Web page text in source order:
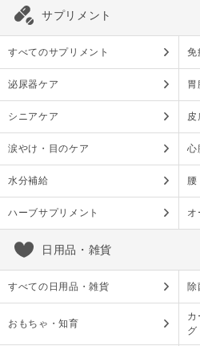
サプリメント
すべてのサプリメント 免
泌尿器ケア 胃
シニアケア 皮
涙やけ・目のケア 心
水分補給
ハーブサプリメント オ
日用品・雑貨
すべての日用品・雑貨 除
おもちゃ・知育
カ
グ